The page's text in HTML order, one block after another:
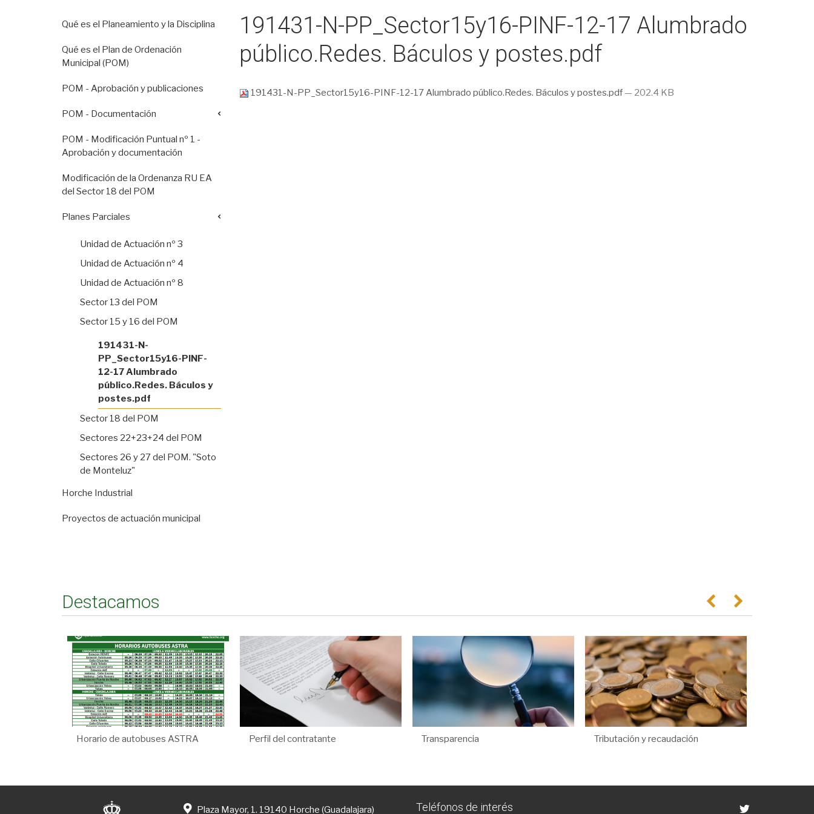
191431-N-PP_Sector15y16-PINF-12-17 Alumbrado
público.Redes. Báculos y postes.pdf
191431-N-PP_Sector15y16-PINF-12-17 Alumbrado público.Redes. Báculos y postes.pdf— 202.4 KB
Qué es el Planeamiento y la Disciplina
Qué es el Plan de Ordenación
Municipal (POM)
POM - Aprobación y publicaciones
POM - Documentación
POM - Modificación Puntual nº 1 -
Aprobación y documentación
Modificación de la Ordenanza RU EA
del Sector 18 del POM
Planes Parciales
Unidad de Actuación nº 3
Unidad de Actuación nº 4
Unidad de Actuación nº 8
Sector 13 del POM
Sector 15 y 16 del POM
191431-N-
PP_Sector15y16-PINF-
12-17 Alumbrado
público.Redes. Báculos y
postes.pdf
Sector 18 del POM
Sectores 22+23+24 del POM
Sectores 26 y 27 del POM. "Soto
de Monteluz"
Horche Industrial
Proyectos de actuación municipal
Destacamos Anterior
Horario de autobuses ASTRA Perfil del contratante Transparencia Tributación y recaudación
Plaza Mayor, 1. 19140 Horche (Guadalajara) Teléfonos de interés